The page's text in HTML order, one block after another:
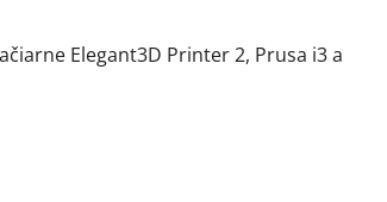
Elegant3D Printer 2, Prusa i3 a